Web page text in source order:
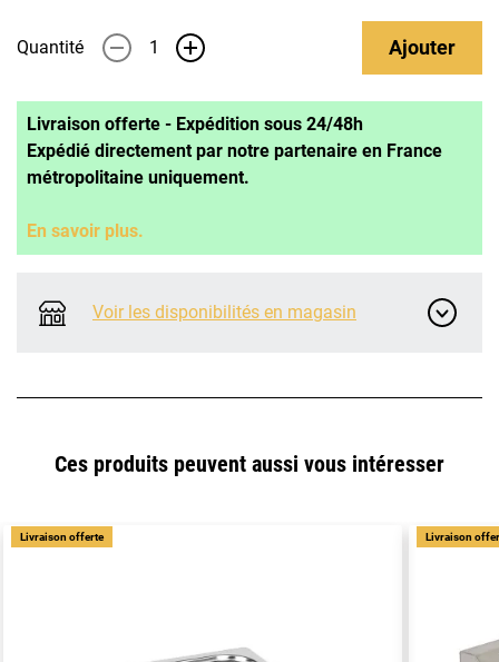
Quantité - + Ajouter
Livraison offerte - Expédition sous 24/48h
Expédié directement par notre partenaire en France
métropolitaine uniquement.
En savoir plus.
Voir les disponibilités en magasin
Ces produits peuvent aussi vous intéresser
Livraison offerte Livraison